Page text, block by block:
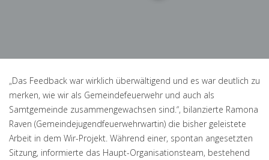
„Das Feedback war wirklich überwältigend und es war deutlich zu
merken, wie wir als Gemeindefeuerwehr und auch als
Samtgemeinde zusammengewachsen sind.“, bilanzierte Ramona
Raven (Gemeindejugendfeuerwehrwartin) die bisher geleistete
Arbeit in dem Wir-Projekt. Während einer, spontan angesetzten
Sitzung, informierte das Haupt-Organisationsteam, bestehend